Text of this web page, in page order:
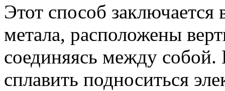
Этот способ
метала, расположены
соединяясь между
сплавить подноситься